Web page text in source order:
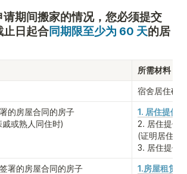
请期间搬家的情况，您必须提交
止日起合同期限至少为 60 天的居
所需材料
宿舍居住确
的房屋合同的房子
或熟人同住时)
1. 居住提供
2. 居住提供
(证明居住提
3. 居住提供
署的房屋合同的房子
1.房屋租赁